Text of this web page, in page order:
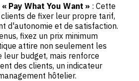
Pay What You Want » : Cette
de fixer leur propre tarif,
d'autonomie et de satisfaction.
fixez un prix minimum
attire non seulement les
leur budget, mais renforce
des clients, un indicateur
hôtelier.